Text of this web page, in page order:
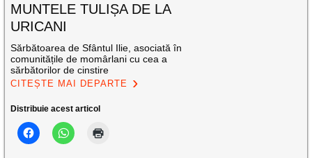
MUNTELE TULIȘA DE LA
URICANI
Sărbătoarea de Sfântul Ilie, asociată în
comunitățile de momârlani cu cea a
sărbătorilor de cinstire
CITEȘTE MAI DEPARTE
Distribuie acest articol